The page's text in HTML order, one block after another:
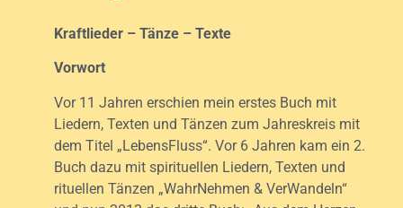
Kraftlieder – Tänze – Texte
Vorwort
Vor 11 Jahren erschien mein erstes Buch mit
Liedern, Texten und Tänzen zum Jahreskreis mit
dem Titel „LebensFluss“. Vor 6 Jahren kam ein 2.
Buch dazu mit spirituellen Liedern, Texten und
rituellen Tänzen „WahrNehmen & VerWandeln“